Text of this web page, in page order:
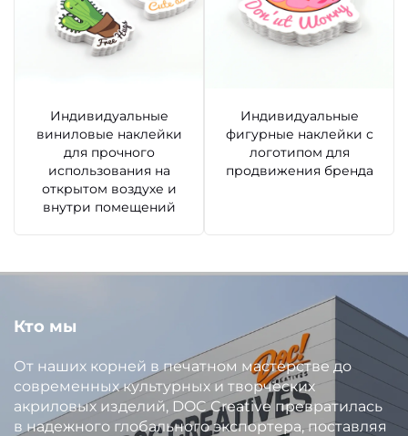
Индивидуальные
виниловые наклейки
для прочного
использования на
открытом воздухе и
внутри помещений
Индивидуальные
фигурные наклейки с
логотипом для
продвижения бренда
Кто мы
От наших корней в печатном мастерстве до
современных культурных и творческих
акриловых изделий, DOC Creative превратилась
в надежного глобального экспортера, поставляя